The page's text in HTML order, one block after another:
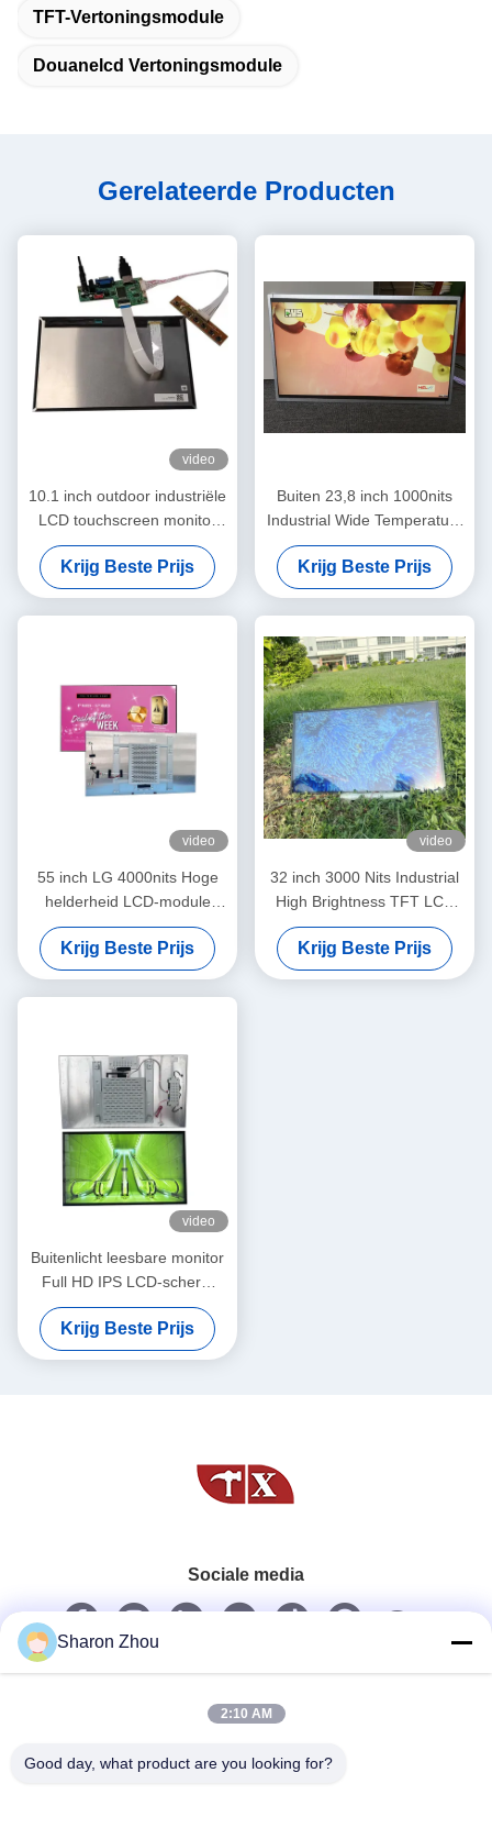
TFT-Vertoningsmodule
Douanelcd Vertoningsmodule
Gerelateerde Producten
video
10.1 inch outdoor industriële
LCD touchscreen monitor
met 1920*1080 resolutie en
eDP interface
Krijg Beste Prijs
Buiten 23,8 inch 1000nits
Industrial Wide Temperature
High Brightness LCD Screen
Krijg Beste Prijs
video
55 inch LG 4000nits Hoge
helderheid LCD-module
1080P/4K Optioneel A-Si
TFT-LCD-paneeltype
Krijg Beste Prijs
video
32 inch 3000 Nits Industrial
High Brightness TFT LCD
Panel met LVDS-interface
Krijg Beste Prijs
video
Buitenlicht leesbare monitor
Full HD IPS LCD-scherm
Energiebesparend
aangepast
Krijg Beste Prijs
Sociale media
Snel contact
Sharon Zhou
2:10 AM
Good day, what product are you looking for?